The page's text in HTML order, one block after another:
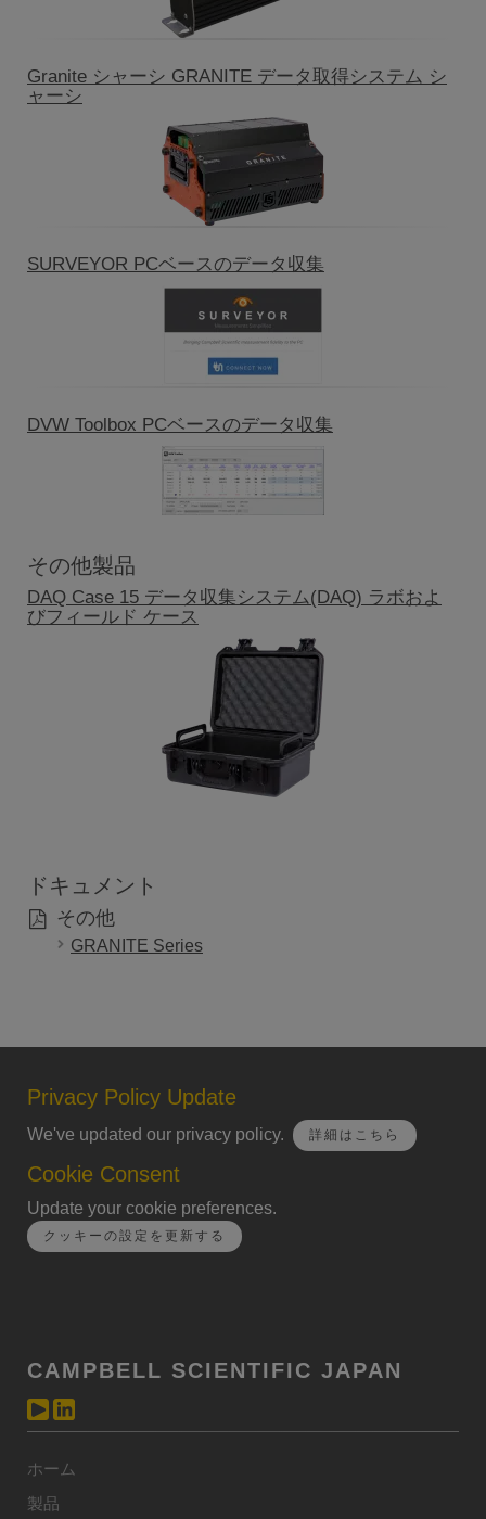
Granite シャーシ GRANITE データ取得システム シ
ャーシ
SURVEYOR PCベースのデータ収集
DVW Toolbox PCベースのデータ収集
その他製品
DAQ Case 15 データ収集システム(DAQ) ラボおよ
びフィールド ケース
ドキュメント
その他
GRANITE Series
Privacy Policy Update
We've updated our privacy policy. 詳細はこちら
Cookie Consent
Update your cookie preferences.
クッキーの設定を更新する
CAMPBELL SCIENTIFIC JAPAN
ホーム
製品